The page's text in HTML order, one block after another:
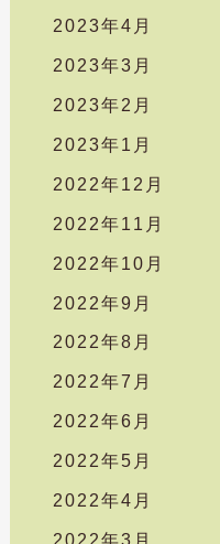
2023年4月
2023年3月
2023年2月
2023年1月
2022年12月
2022年11月
2022年10月
2022年9月
2022年8月
2022年7月
2022年6月
2022年5月
2022年4月
2022年3月